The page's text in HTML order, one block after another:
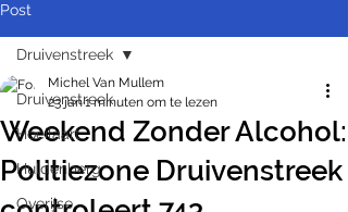
Post
Druivenstreek
Hoeilaart
Huldenberg
Overijse
Druivenstreek
Weekend Zonder Alcohol:
Politiezone Druivenstreek
Michel Van Mullem
23 jan1 minuten om te lezen